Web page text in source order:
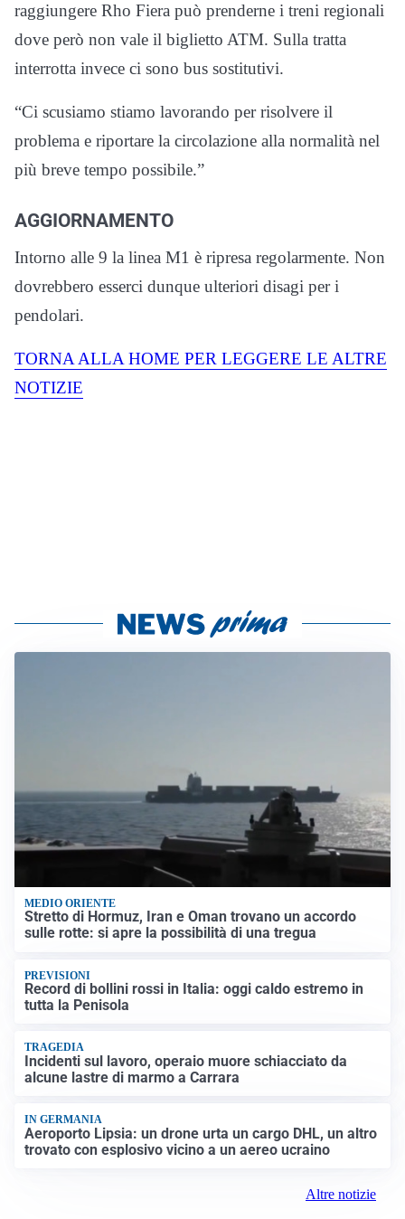
raggiungere Rho Fiera può prenderne i treni regionali
dove però non vale il biglietto ATM. Sulla tratta
interrotta invece ci sono bus sostitutivi.
“Ci scusiamo stiamo lavorando per risolvere il
problema e riportare la circolazione alla normalità nel
più breve tempo possibile.”
AGGIORNAMENTO
Intorno alle 9 la linea M1 è ripresa regolarmente. Non
dovrebbero esserci dunque ulteriori disagi per i
pendolari.
TORNA ALLA HOME PER LEGGERE LE ALTRE
NOTIZIE
MEDIO ORIENTE
Stretto di Hormuz, Iran e Oman trovano un accordo
sulle rotte: si apre la possibilità di una tregua
PREVISIONI
Record di bollini rossi in Italia: oggi caldo estremo in
tutta la Penisola
TRAGEDIA
Incidenti sul lavoro, operaio muore schiacciato da
alcune lastre di marmo a Carrara
IN GERMANIA
Aeroporto Lipsia: un drone urta un cargo DHL, un altro
trovato con esplosivo vicino a un aereo ucraino
Altre notizie